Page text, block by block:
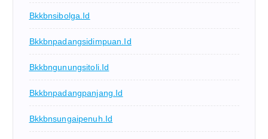
Bkkbnsibolga.id
Bkkbnpadangsidimpuan.id
Bkkbngunungsitoli.id
Bkkbnpadangpanjang.id
Bkkbnsungaipenuh.id